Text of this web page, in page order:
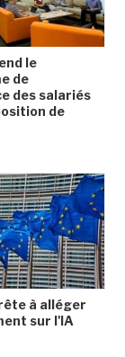
le
de
des salariés
de
à alléger
sur l'IA